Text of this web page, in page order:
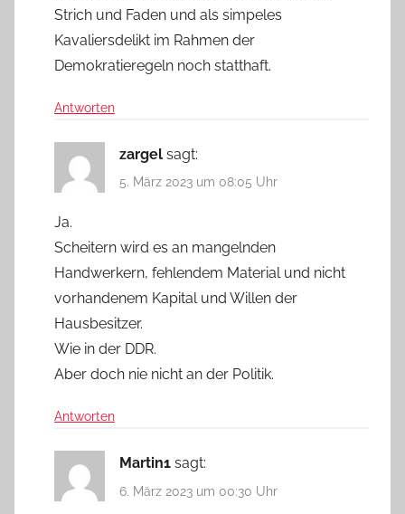
Strich und Faden und als simpeles
Kavaliersdelikt im Rahmen der
Demokratieregeln noch statthaft.
Antworten
zargel sagt:
5. März 2023 um 08:05 Uhr
Ja.
Scheitern wird es an mangelnden
Handwerkern, fehlendem Material und nicht
vorhandenem Kapital und Willen der
Hausbesitzer.
Wie in der DDR.
Aber doch nie nicht an der Politik.
Antworten
Martin1 sagt:
6. März 2023 um 00:30 Uhr